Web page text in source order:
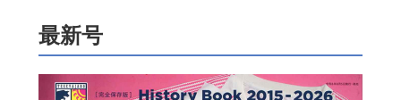
最新号